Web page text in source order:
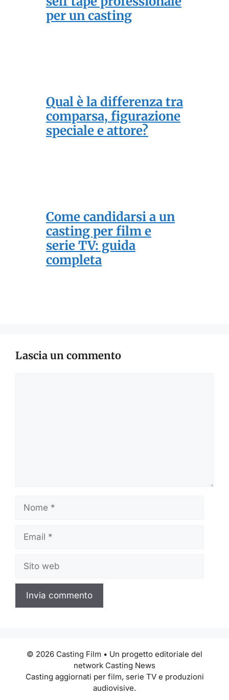
per un casting
Qual è la differenza tra
comparsa, figurazione
speciale e attore?
Come candidarsi a un
casting per film e
serie TV: guida
completa
Lascia un commento
Nome
Email
Sito
web
© 2026 Casting Film • Un progetto editoriale del
network Casting News
Casting aggiornati per film, serie TV e produzioni
audiovisive.